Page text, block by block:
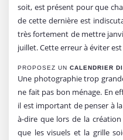
soit, est présent pour que
de cette dernière est
très fortement de mettre
juillet. Cette erreur à éviter
PROPOSEZ UN CALENDRIER
Une photographie trop
ne fait pas bon ménage. En
il est important de penser à
à-dire que lors de la
que les visuels et la grille